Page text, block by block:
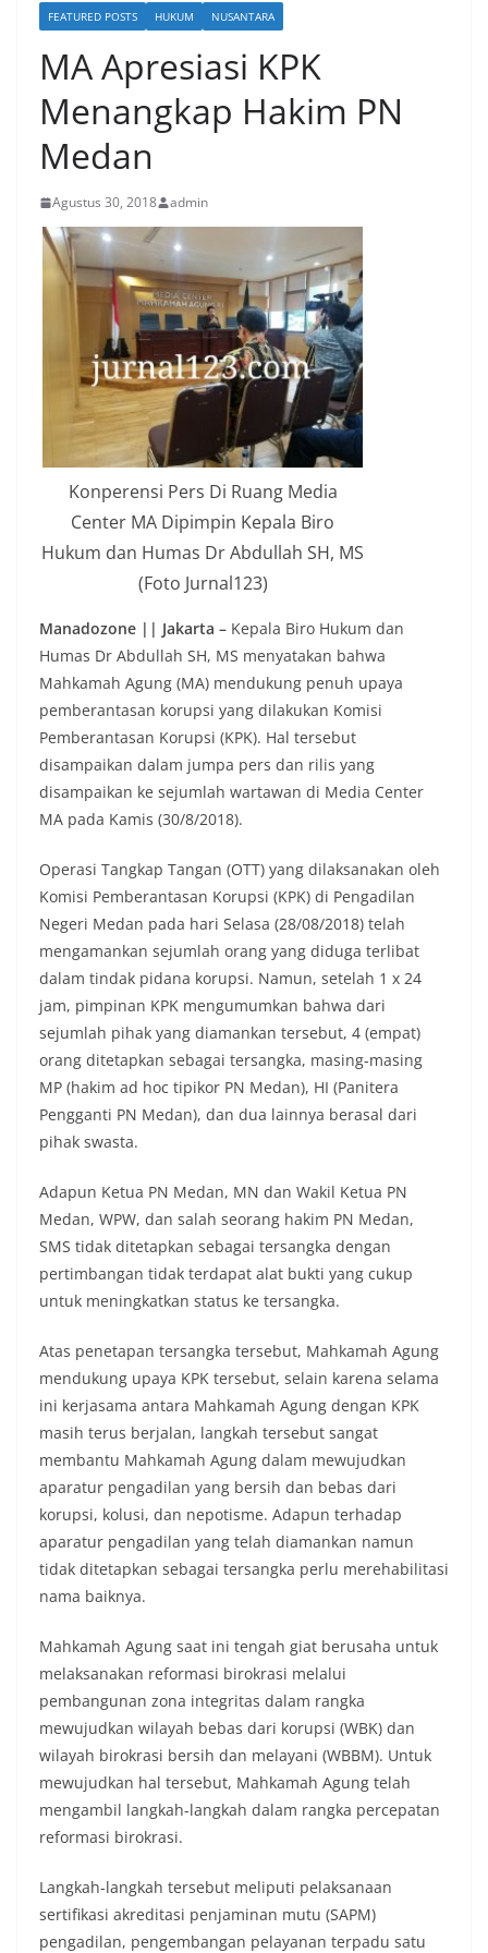
FEATURED POSTS HUKUM NUSANTARA
MA Apresiasi KPK
Menangkap Hakim PN
Medan
Agustus 30, 2018 admin
Konperensi Pers Di Ruang Media
Center MA Dipimpin Kepala Biro
Hukum dan Humas Dr Abdullah SH, MS
(Foto Jurnal123)
Manadozone || Jakarta – Kepala Biro Hukum dan
Humas Dr Abdullah SH, MS menyatakan bahwa
Mahkamah Agung (MA) mendukung penuh upaya
pemberantasan korupsi yang dilakukan Komisi
Pemberantasan Korupsi (KPK). Hal tersebut
disampaikan dalam jumpa pers dan rilis yang
disampaikan ke sejumlah wartawan di Media Center
MA pada Kamis (30/8/2018).
Operasi Tangkap Tangan (OTT) yang dilaksanakan oleh
Komisi Pemberantasan Korupsi (KPK) di Pengadilan
Negeri Medan pada hari Selasa (28/08/2018) telah
mengamankan sejumlah orang yang diduga terlibat
dalam tindak pidana korupsi. Namun, setelah 1 x 24
jam, pimpinan KPK mengumumkan bahwa dari
sejumlah pihak yang diamankan tersebut, 4 (empat)
orang ditetapkan sebagai tersangka, masing-masing
MP (hakim ad hoc tipikor PN Medan), HI (Panitera
Pengganti PN Medan), dan dua lainnya berasal dari
pihak swasta.
Adapun Ketua PN Medan, MN dan Wakil Ketua PN
Medan, WPW, dan salah seorang hakim PN Medan,
SMS tidak ditetapkan sebagai tersangka dengan
pertimbangan tidak terdapat alat bukti yang cukup
untuk meningkatkan status ke tersangka.
Atas penetapan tersangka tersebut, Mahkamah Agung
mendukung upaya KPK tersebut, selain karena selama
ini kerjasama antara Mahkamah Agung dengan KPK
masih terus berjalan, langkah tersebut sangat
membantu Mahkamah Agung dalam mewujudkan
aparatur pengadilan yang bersih dan bebas dari
korupsi, kolusi, dan nepotisme. Adapun terhadap
aparatur pengadilan yang telah diamankan namun
tidak ditetapkan sebagai tersangka perlu merehabilitasi
nama baiknya.
Mahkamah Agung saat ini tengah giat berusaha untuk
melaksanakan reformasi birokrasi melalui
pembangunan zona integritas dalam rangka
mewujudkan wilayah bebas dari korupsi (WBK) dan
wilayah birokrasi bersih dan melayani (WBBM). Untuk
mewujudkan hal tersebut, Mahkamah Agung telah
mengambil langkah-langkah dalam rangka percepatan
reformasi birokrasi.
Langkah-langkah tersebut meliputi pelaksanaan
sertifikasi akreditasi penjaminan mutu (SAPM)
pengadilan, pengembangan pelayanan terpadu satu